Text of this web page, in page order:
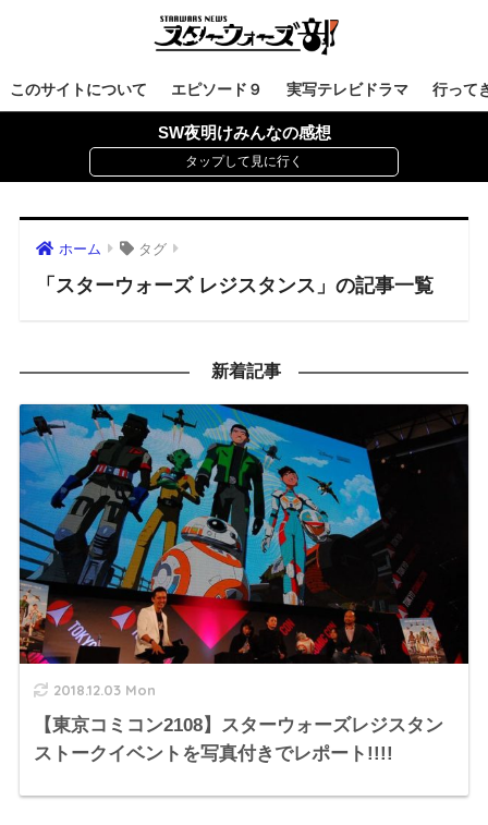
このサイトについて エピソード９ 実写テレビドラマ 行って
SW夜明けみんなの感想
ホーム タグ
「スターウォーズ レジスタンス」の記事一覧
新着記事
2018.12.03 Mon
【東京コミコン2108】スターウォーズレジスタン
ストークイベントを写真付きでレポート!!!!